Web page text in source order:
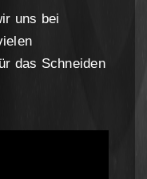
uns bei
das Schneiden